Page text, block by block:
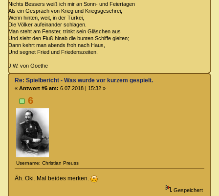
Nichts Bessers weiß ich mir an Sonn- und Feiertagen
Als ein Gespräch von Krieg und Kriegsgeschrei,
Wenn hinten, weit, in der Türkei,
Die Völker aufeinander schlagen.
Man steht am Fenster, trinkt sein Gläschen aus
Und sieht den Fluß hinab die bunten Schiffe gleiten;
Dann kehrt man abends froh nach Haus,
Und segnet Fried und Friedenszeiten.
J.W. von Goethe
6
Username: Christian Preuss
Re: Spielbericht - Was wurde vor kurzem gespielt.
« Antwort #6 am: 6.07.2018 | 15:32 »
Äh. Oki. Mal beides merken.
Gespeichert